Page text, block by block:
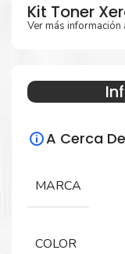
Kit Toner
Ver más información
A Cerca De
MARCA
COLOR